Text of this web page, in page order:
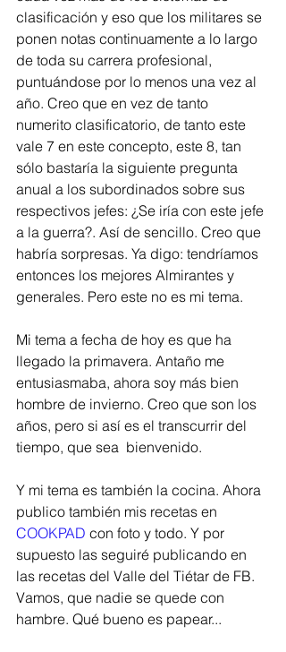
clasificación y eso que los militares se
ponen notas continuamente a lo largo
de toda su carrera profesional,
puntuándose por lo menos una vez al
año. Creo que en vez de tanto
numerito clasificatorio, de tanto este
vale 7 en este concepto, este 8, tan
sólo bastaría la siguiente pregunta
anual a los subordinados sobre sus
respectivos jefes: ¿Se iría con este jefe
a la guerra?. Así de sencillo. Creo que
habría sorpresas. Ya digo: tendríamos
entonces los mejores Almirantes y
generales. Pero este no es mi tema.
Mi tema a fecha de hoy es que ha
llegado la primavera. Antaño me
entusiasmaba, ahora soy más bien
hombre de invierno. Creo que son los
años, pero si así es el transcurrir del
tiempo, que sea  bienvenido.
Y mi tema es también la cocina. Ahora
publico también mis recetas en
COOKPAD con foto y todo. Y por
supuesto las seguiré publicando en
las recetas del Valle del Tiétar de FB.
Vamos, que nadie se quede con
hambre. Qué bueno es papear...